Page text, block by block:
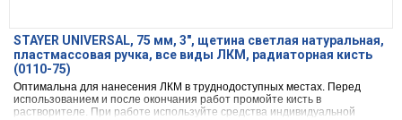
STAYER UNIVERSAL, 75 мм, 3″, щетина светлая натуральная,
пластмассовая ручка, все виды ЛКМ, радиаторная кисть
(0110-75)
Оптимальна для нанесения ЛКМ в труднодоступных местах. Перед
использованием и после окончания работ промойте кисть в
растворителе. При работе используйте средства индивидуальной